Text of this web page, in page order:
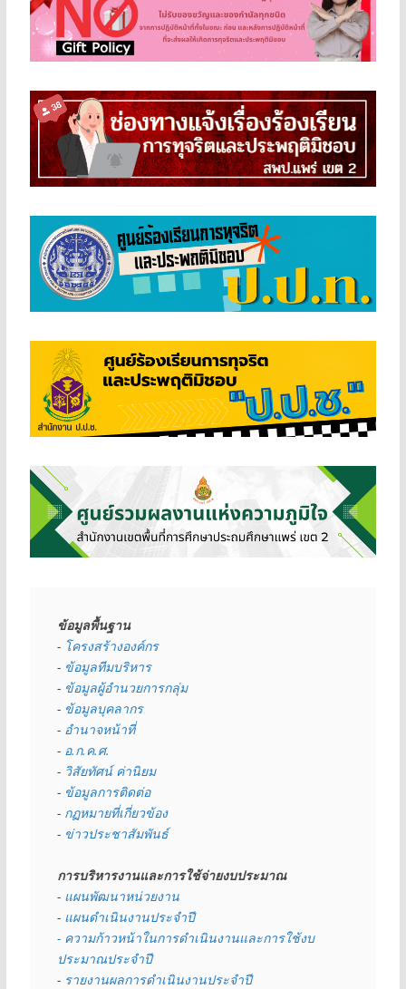
ข้อมูลพื้นฐาน
- โครงสร้างองค์กร
- ข้อมูลทีมบริหาร
- ข้อมูลผู้อำนวยการกลุ่ม
- ข้อมูลบุคลากร
- อำนาจหน้าที่
- อ.ก.ค.ศ.
- วิสัยทัศน์ ค่านิยม
- ข้อมูลการติดต่อ
- กฏหมายที่เกี่ยวข้อง
- ข่าวประชาสัมพันธ์
การบริหารงานและการใช้จ่ายงบประมาณ
- แผนพัฒนาหน่วยงาน
- แผนดำเนินงานประจำปี
- ความก้าวหน้าในการดำเนินงานและการใช้งบ
ประมาณประจำปี
- รายงานผลการดำเนินงานประจำปี